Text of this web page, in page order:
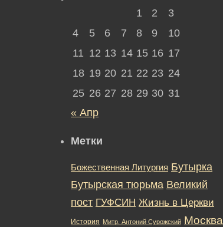
1
2
3
4
5 6 7 8 9
10
11 12 13 14 15 16 17
18 19 20 21 22 23 24
25 26 27 28 29 30 31
« Апр
Метки
Божественная Литургия Бутырка
Бутырская тюрьма Великий
пост ГУФСИН Жизнь в Церкви
История Митр. Антоний Сурожский Москва